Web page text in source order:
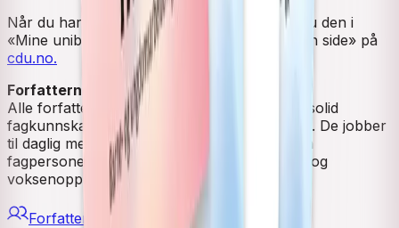
Når du har lisens og tilgang til boka, finner du den i
«Mine unibøker» på unibok.no og under «Min side» på
cdu.no.
Forfatterne
Alle forfatterne i Vekst
har lang erfaring og solid
fagkunnskap om temaene de har skrevet om. De jobber
til daglig med de aktuelle temaene, enten som
fagpersoner, i skolen, faglærer-utdanningen og
voksenopplæringen.
Forfattere